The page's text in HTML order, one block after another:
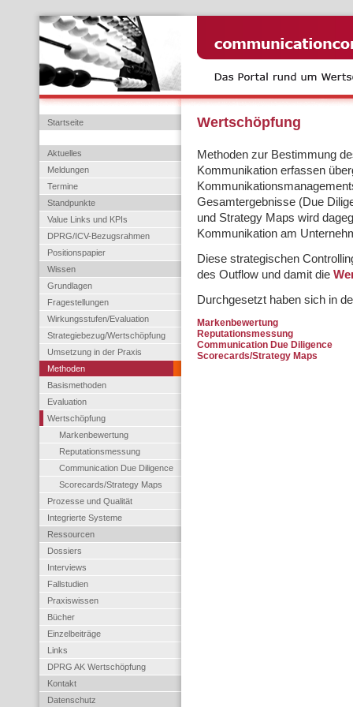
Startseite
Aktuelles
Meldungen
Termine
Standpunkte
Value Links und KPIs
DPRG/ICV-Bezugsrahmen
Positionspapier
Wissen
Grundlagen
Fragestellungen
Wirkungsstufen/Evaluation
Strategiebezug/Wertschöpfung
Umsetzung in der Praxis
Methoden
Basismethoden
Evaluation
Wertschöpfung
Markenbewertung
Reputationsmessung
Communication Due Diligence
Scorecards/Strategy Maps
Prozesse und Qualität
Integrierte Systeme
Ressourcen
Dossiers
Interviews
Fallstudien
Praxiswissen
Bücher
Einzelbeiträge
Links
DPRG AK Wertschöpfung
Kontakt
Datenschutz
Wertschöpfung
Methoden zur Bestimmung
Kommunikation erfassen
Gesamtergebnisse (Due
und Strategy Maps wird
Kommunikation am
Diese strategischen
des Outflow und damit die
Durchgesetzt haben sich in
Markenbewertung
Reputationsmessung
Communication Due Diligence
Scorecards/Strategy Maps